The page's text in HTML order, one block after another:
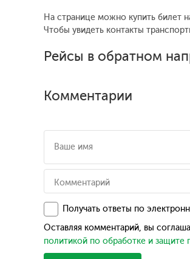
На странице можно купить билет
Чтобы увидеть контакты
Рейсы в обратном
Комментарии
Получать ответы по
Оставляя комментарий, вы
политикой по обработке и защите